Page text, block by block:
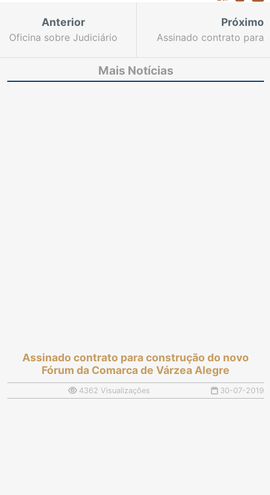
Anterior
Oficina sobre Judiciário
Fórum com presença
da vice-presidente do
Próximo
Assinado contrato para
Fórum da Comarca de
Várzea Alegre
Mais Notícias
Assinado contrato para construção do novo
Fórum da Comarca de Várzea Alegre
4362 Visualizações 30-07-2019